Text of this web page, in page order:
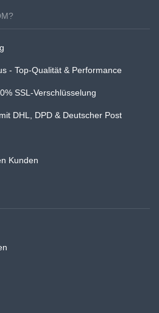
- Top-Qualität & Performance
SSL-Verschlüsselung
DHL, DPD & Deutscher Post
Kunden